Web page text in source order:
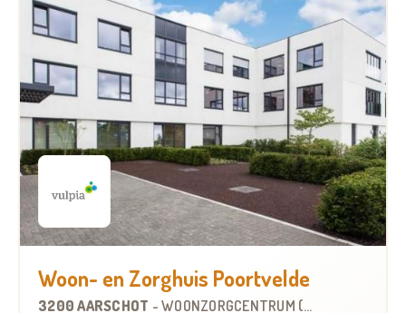
Woon- en Zorghuis Poortvelde
3200 AARSCHOT - WOONZORGCENTRUM (WZC)